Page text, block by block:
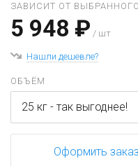
ЗАВИСИТ ОТ
5 948 ₽ / шт
Нашли дешевле?
ОБЪЁМ
25 кг - так выгоднее!
Оформить